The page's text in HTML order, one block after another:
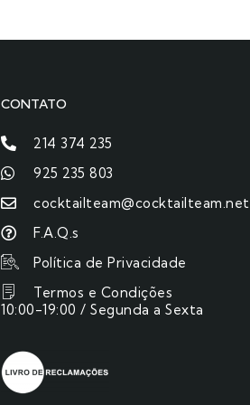
CONTATO
214 374 235
925 235 803
cocktailteam@cocktailteam.net
F.A.Q.s
Política de Privacidade
Termos e Condições
10:00-19:00 / Segunda a Sexta